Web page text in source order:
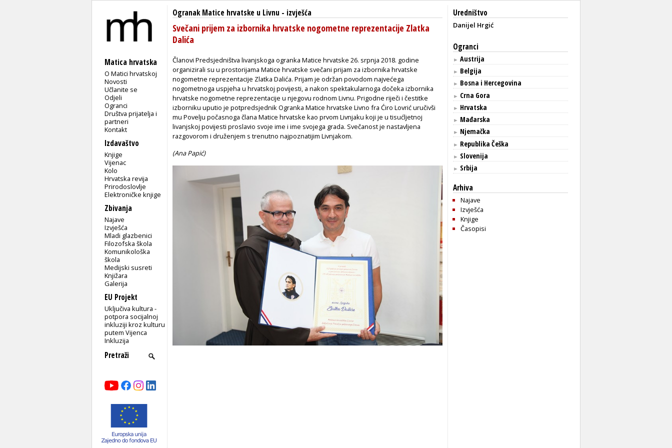
Matica hrvatska
O Matici hrvatskoj
Novosti
Učlanite se
Odjeli
Ogranci
Društva prijatelja i
partneri
Kontakt
Izdavaštvo
Knjige
Vijenac
Kolo
Hrvatska revija
Prirodoslovlje
Elektroničke knjige
Zbivanja
Najave
Izvješća
Mladi glazbenici
Filozofska škola
Komunikološka
škola
Medijski susreti
Knjižara
Galerija
EU Projekt
Uključiva kultura -
potpora socijalnoj
inkluziji kroz kulturu
putem Vijenca
Inkluzija
Ogranak Matice hrvatske u Livnu - izvješća
Svečani prijem za izbornika hrvatske nogometne reprezentacije Zlatka
Dalića
Članovi Predsjedništva livanjskoga ogranka Matice hrvatske 26. srpnja 2018. godine
organizirali su u prostorijama Matice hrvatske svečani prijam za izbornika hrvatske
nogometne reprezentacije Zlatka Dalića. Prijam je održan povodom najvećega
nogometnoga uspjeha u hrvatskoj povijesti, a nakon spektakularnoga dočeka izbornika
hrvatske nogometne reprezentacije u njegovu rodnom Livnu. Prigodne riječi i čestitke
izborniku uputio je potpredsjednik Ogranka Matice hrvatske Livno fra Ćiro Lovrić uručivši
mu Povelju počasnoga člana Matice hrvatske kao prvom Livnjaku koji je u tisućljetnoj
livanjskoj povijesti proslavio svoje ime i ime svojega grada. Svečanost je nastavljena
razgovorom i druženjem s trenutno najpoznatijim Livnjakom.
(Ana Papić)
Uredništvo
Danijel Hrgić
Ogranci
► Austrija
► Belgija
► Bosna i Hercegovina
► Crna Gora
► Hrvatska
► Mađarska
► Njemačka
► Republika Češka
► Slovenija
► Srbija
Arhiva
Najave
Izvješća
Knjige
Časopisi